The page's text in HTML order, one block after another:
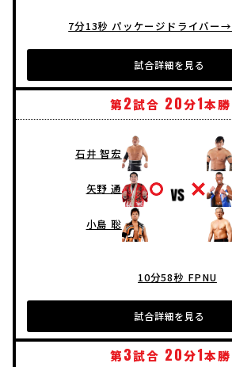
7分13秒 パッケージドライバー
試合詳細を見る
第2試合 20分1本
石井 智宏
矢野 通
小島 聡
10分58秒 FPNU
試合詳細を見る
第3試合 20分1本